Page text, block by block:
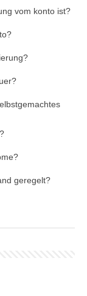
vom konto ist?
geregelt?